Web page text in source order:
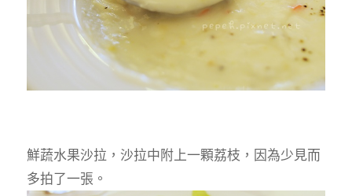
鮮蔬水果沙拉，沙拉中附上一顆荔枝，因為少見而
多拍了一張。